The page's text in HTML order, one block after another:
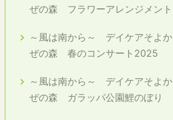
ぜの森 フラワーアレンジメント
～風は南から～ デイケアそよか
ぜの森 春のコンサート2025
～風は南から～ デイケアそよか
ぜの森 ガラッパ公園鯉のぼり